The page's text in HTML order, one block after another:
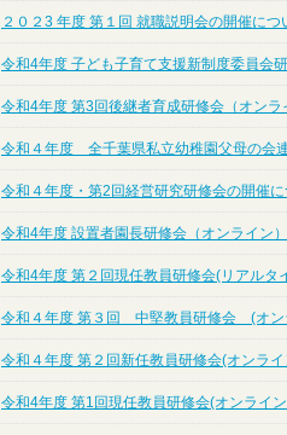
２０２3 年度 第１回 就職説明会の開催につ
令和4年度 子ども子育て支援新制度委員会
令和4年度 第3回後継者育成研修会（オンラ
令和４年度 全千葉県私立幼稚園父母の会
令和４年度・第2回経営研究研修会の開催
令和4年度 設置者園長研修会（オンライン）
令和4年度 第２回現任教員研修会(リアルタ
令和４年度 第３回 中堅教員研修会 (オン
令和４年度 第２回新任教員研修会(オンラ
令和4年度 第1回現任教員研修会(オンライ